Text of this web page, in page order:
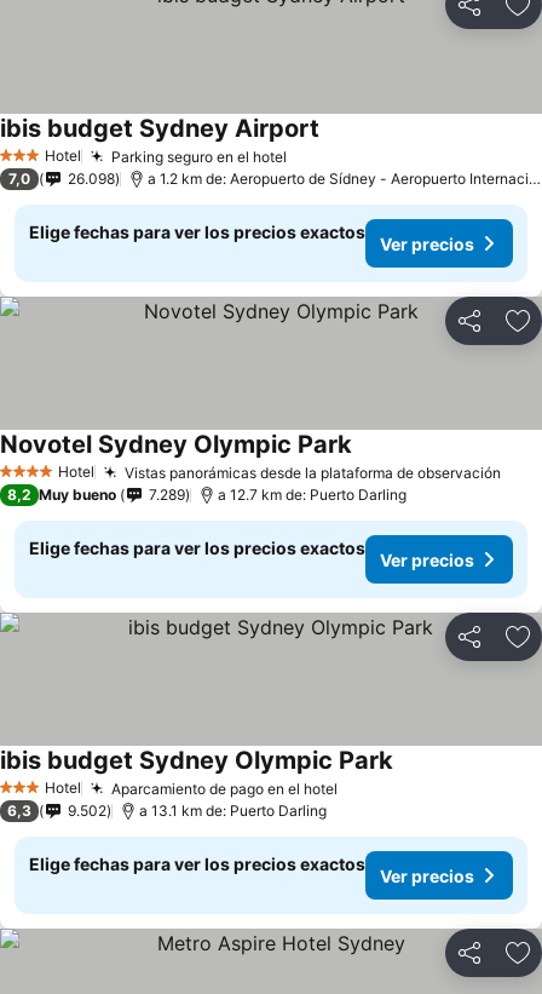
Compartir
3 Estrellas
Hotel Parking seguro en el hotel
ibis budget Sydney Airport
7,0 26.098 a 1.2 km de: Aeropuerto de Sídney - Aeropuerto
Elige fechas para ver los precios exactos
Ver precios
Compartir
4 EstrellasHotel Vistas panorámicas desde la plataforma de observación
Novotel Sydney Olympic ParkVer precios
8,2 Muy bueno 7.289 a 12.7 km de: Puerto Darling
Elige fechas para ver los precios exactos
Ver precios
Compartir
3 Estrellas
Hotel Aparcamiento de pago en el hotel
ibis budget Sydney Olympic ParkVer precios
6,3 9.502 a 13.1 km de: Puerto Darling
Elige fechas para ver los precios exactos
Ver precios
Compartir